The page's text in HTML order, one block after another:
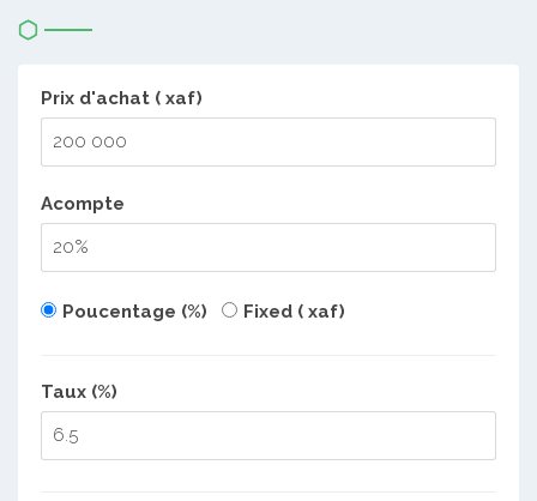
Prix d'achat ( xaf)
Acompte
Poucentage (%) Fixed ( xaf)
Taux (%)